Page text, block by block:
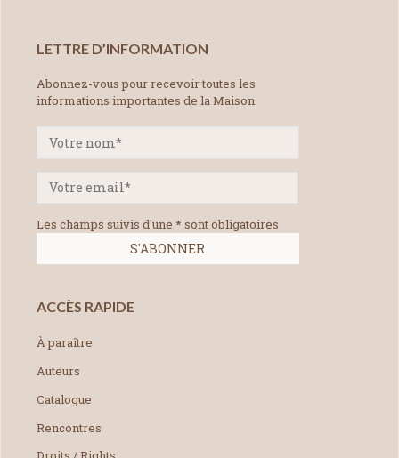
LETTRE D’INFORMATION
Abonnez-vous pour recevoir toutes les
informations importantes de la Maison.
Les champs suivis d'une * sont obligatoires
ACCÈS RAPIDE
À paraître
Auteurs
Catalogue
Rencontres